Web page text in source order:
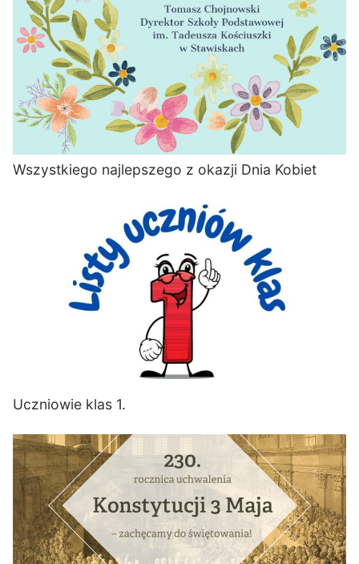
Wszystkiego najlepszego z okazji Dnia Kobiet
Uczniowie klas 1.